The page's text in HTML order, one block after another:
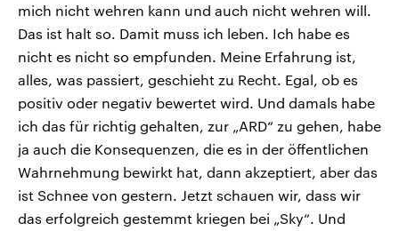
mich nicht wehren kann und auch nicht wehren will.
Das ist halt so. Damit muss ich leben. Ich habe es
nicht es nicht so empfunden. Meine Erfahrung ist,
alles, was passiert, geschieht zu Recht. Egal, ob es
positiv oder negativ bewertet wird. Und damals habe
ich das für richtig gehalten, zur „ARD“ zu gehen, habe
ja auch die Konsequenzen, die es in der öffentlichen
Wahrnehmung bewirkt hat, dann akzeptiert, aber das
ist Schnee von gestern. Jetzt schauen wir, dass wir
das erfolgreich gestemmt kriegen bei „Sky“. Und